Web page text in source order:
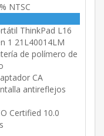
NTSC
ThinkPad L16
1 21L40014LM
de polímero de
CA
antireflejos
Certified 10.0